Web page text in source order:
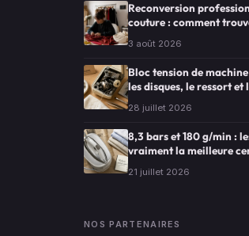
Reconversion
couture : comment
3 août 2026
Bloc tension de
les disques, le ressort et
28 juillet 2026
8,3 bars et 180 g/min :
vraiment la meilleure
21 juillet 2026
NOS PARTENAIRES